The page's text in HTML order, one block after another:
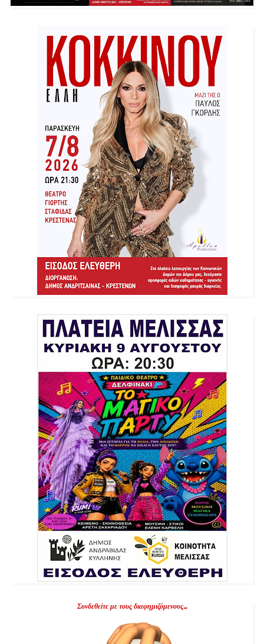
Συνδεθείτε με τους διαφημιζόμενους...